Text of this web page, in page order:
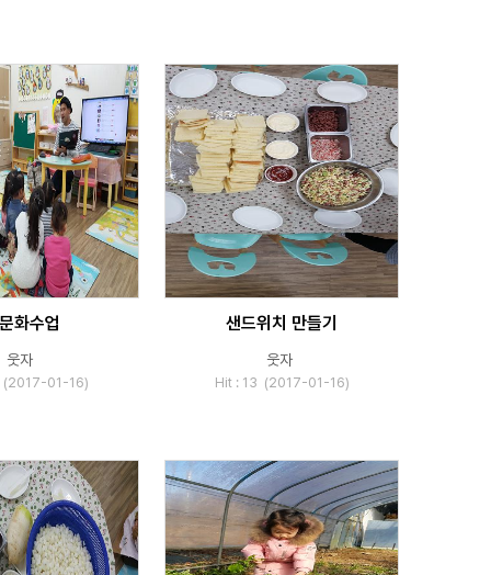
화수업
웃자
(2017-01-16)
샌드위치 만들기
웃자
Hit : 13 (2017-01-16)